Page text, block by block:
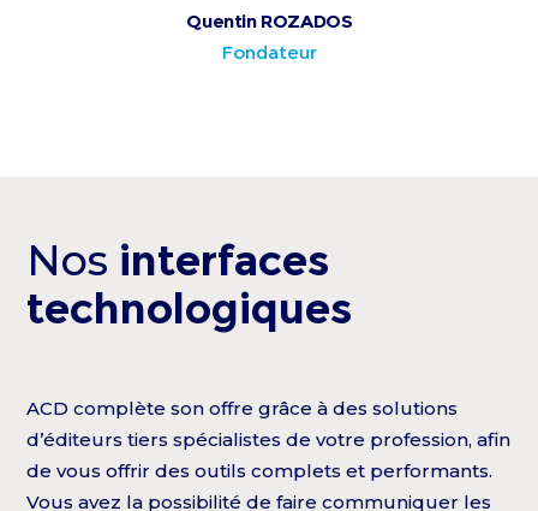
Quentin ROZADOS
Fondateur
Nos interfaces
technologiques
ACD complète son offre grâce à des solutions
d’éditeurs tiers spécialistes de votre profession, afin
de vous offrir des outils complets et performants.
Vous avez la possibilité de faire communiquer les